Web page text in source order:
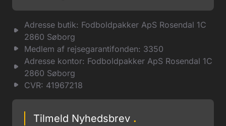
Adresse butik: Fodboldpakker ApS Rosendal 1C
2860 Søborg
Medlem af rejsegarantifonden: 3350
Adresse kontor: Fodboldpakker ApS Rosendal 1C
2860 Søborg
CVR: 41967218
Tilmeld Nyhedsbrev .